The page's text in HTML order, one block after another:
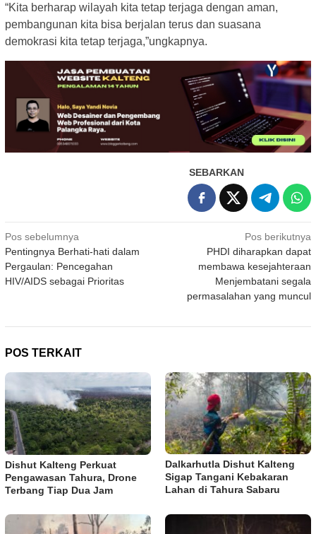
“Kita berharap wilayah kita tetap terjaga dengan aman,
pembangunan kita bisa berjalan terus dan suasana
demokrasi kita tetap terjaga,”ungkapnya.
SEBARKAN
Navigasi
pos
Pos sebelumnya
Pentingnya Berhati-hati dalam
Pergaulan: Pencegahan
HIV/AIDS sebagai Prioritas
Pos berikutnya
PHDI diharapkan dapat
membawa kesejahteraan
Menjembatani segala
permasalahan yang muncul
POS TERKAIT
Dishut Kalteng Perkuat
Pengawasan Tahura, Drone
Terbang Tiap Dua Jam
Dalkarhutla Dishut Kalteng
Sigap Tangani Kebakaran
Lahan di Tahura Sabaru